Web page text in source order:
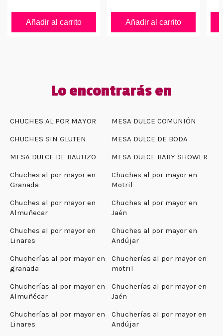
Añadir al carrito Añadir al carrito
Lo encontrarás en
CHUCHES AL POR MAYOR
MESA DULCE COMUNIÓN
CHUCHES SIN GLUTEN
MESA DULCE DE BODA
MESA DULCE DE BAUTIZO
MESA DULCE BABY SHOWER
Chuches al por mayor en
Granada
Chuches al por mayor en
Motril
Chuches al por mayor en
Almuñecar
Chuches al por mayor en
Jaén
Chuches al por mayor en
Linares
Chuches al por mayor en
Andújar
Chucherías al por mayor en
granada
Chucherías al por mayor en
motril
Chucherías al por mayor en
Almuñécar
Chucherías al por mayor en
Jaén
Chucherías al por mayor en
Linares
Chucherías al por mayor en
Andújar